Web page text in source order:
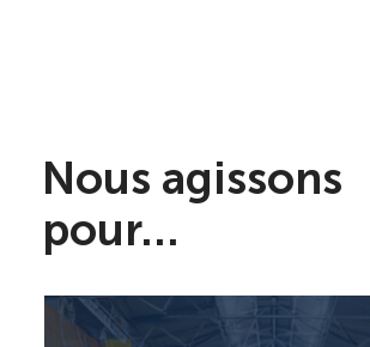
Nous agissons
pour…